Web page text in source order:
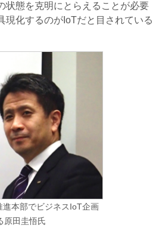
状態を克明にとらえることが必要
現化するのがIoTだと目されている
進本部でビジネスIoT企画
原田圭悟氏